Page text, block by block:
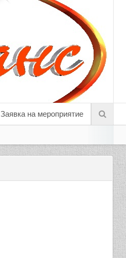
Заявка на мероприятие